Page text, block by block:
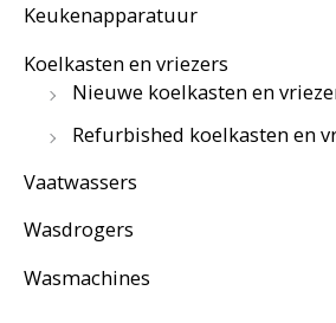
Keukenapparatuur
Koelkasten en vriezers
Nieuwe koelkasten en
Refurbished koelkasten en
Vaatwassers
Wasdrogers
Wasmachines